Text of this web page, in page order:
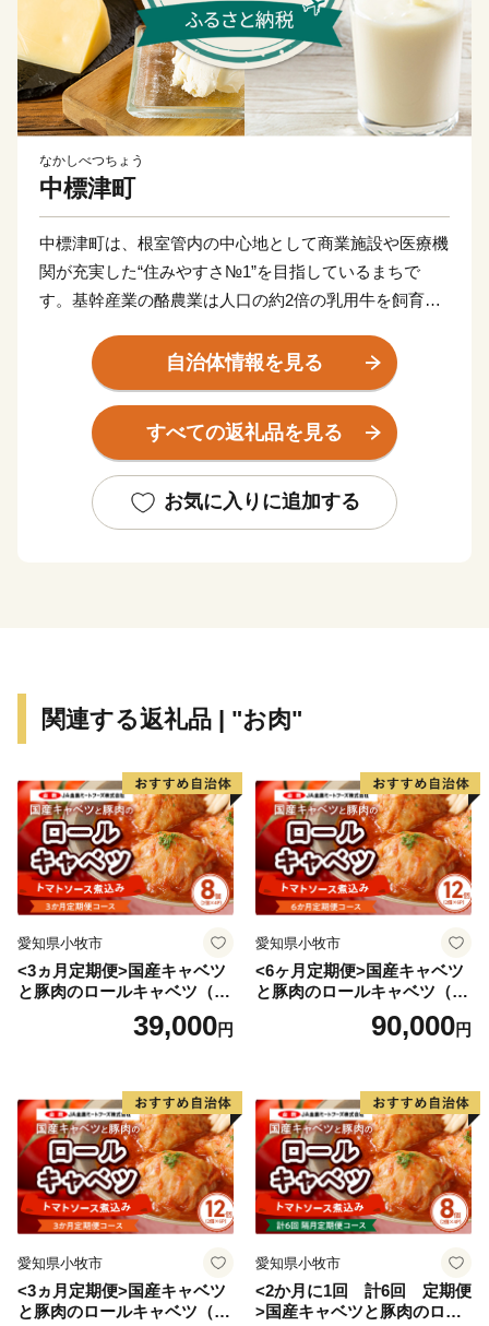
なかしべつちょう
中標津町
中標津町は、根室管内の中心地として商業施設や医療機
関が充実した“住みやすさ№1”を目指しているまちで
す。基幹産業の酪農業は人口の約2倍の乳用牛を飼育
ダチーズなどの様々な乳製品に加工されています。
また、市街地から車で5分の日本最東端の「中標津空
港」は、周囲を知床世界遺産、阿寒湖、屈斜路湖、摩周
やビジネスの拠点として利用されています。空港から牧
場を割って伸びる直線道路「ミルクロード」を通り抜
https://www.soumu.go.jp/main_sosiki/jichi_zeisei/czaisei/
http://www.soumu.go.jp/main_sosiki/jichi_zeisei/czaisei/
◆ふるさと納税お問い合わせセンター
TEL:050-3355-3823
Mail:furusato-nakashibetsu@ccs1981.jp
■不良品の取扱について
万が一、次のような場合には、画像をご用意の上、ふる
てお問い合わせください。
・申し込まれたお礼の品と届いたお礼の品が異なってい
た場合
・お礼の品が破損している場合
・返品方法等については個別にご相談させていただきま
す。
自治体情報を見る
すべての返礼品を見る
お気に入りに追加する
関連する返礼品 | "お肉"
愛知県小牧市
<3ヵ月定期便>国産キャベツ
と豚肉のロールキャベツ（4P
39,000円
愛知県小牧市
<6ヶ月定期便>国産キャベツ
と豚肉のロールキャベツ（6P
90,000円
愛知県小牧市
<3ヵ月定期便>国産キャベツ
と豚肉のロールキャベツ（6P
愛知県小牧市
<2か月に1回 計6回 定期便
>国産キャベツと豚肉のロー